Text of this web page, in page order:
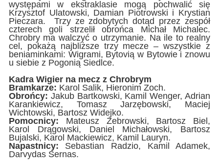
występami w ekstraklasie mogą pochwalić się
Krzysztof Ulatowski, Damian Piotrowski i Krystian
Pieczara. Trzy ze zdobytych dotąd przez zespół
czterech goli strzelił obrońca Michał Michalec.
Chrobry ma walczyć o utrzymanie. Na ile to realny
cel, pokażą najbliższe trzy mecze – wszystkie z
beniaminkami: Wigrami, Bytovią w Bytowie i znowu
u siebie z Pogonią Siedlce.
Kadra Wigier na mecz z Chrobrym
Bramkarze: Karol Salik, Hieronim Zoch.
Obrońcy: Jakub Bartkowski, Kamil Wenger, Adrian
Karankiewicz, Tomasz Jarzębowski, Maciej
Wichtowski, Bartosz Widejko.
Pomocnicy: Mateusz Żebrowski, Bartosz Biel,
Karol Drągowski, Daniel Michałowski, Bartosz
Bujalski, Karol Mackiewicz, Kamil Lauryn.
Napastnicy: Sebastian Radzio, Kamil Adamek,
Darvydas Sernas.